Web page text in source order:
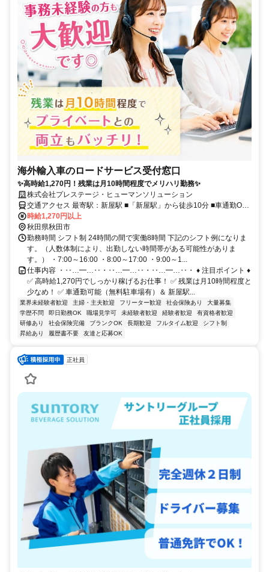
海外輸入車のロードサービス受付窓口
✨高時給1,270円！残業は月10時間程度でメリハリ勤務✨
株式会社プレステージ・ヒューマンソリューション
交通アクセス 最寄駅：新屋駅 ■「新屋駅」から徒歩10分 ■車通勤OK
■無料駐車場あり
時給1,270円以上
秋田県秋田市
勤務時間 シフト制 24時間の間で実働8時間 下記のシフト例になりま
す。（人数体制により、出勤しない時間帯がある可能性がありま
す。） ・7:00～16:00 ・8:00～17:00 ・9:00～1...
仕事内容 ・‥…━…‥・‥…━…‥・‥…━…‥・ ♦ 注目ポイント ♦
✅ 高時給1,270円でしっかり稼げるお仕事！ ✅ 残業は月10時間程度と
少なめ！ ✅ 車通勤可能（無料駐車場有）＆ 新屋駅...
業界未経験者歓迎 主婦・主夫歓迎 フリーター歓迎 社会保険あり
大量募集
学歴不問
即日勤務OK 職場見学可 未経験者歓迎 経験者歓迎
有資格者歓迎
研修あり
社会保険完備 ブランクOK 長期歓迎 フルタイム歓迎
シフト制
昇給あり
履歴書不要 友達と応募OK
正社員